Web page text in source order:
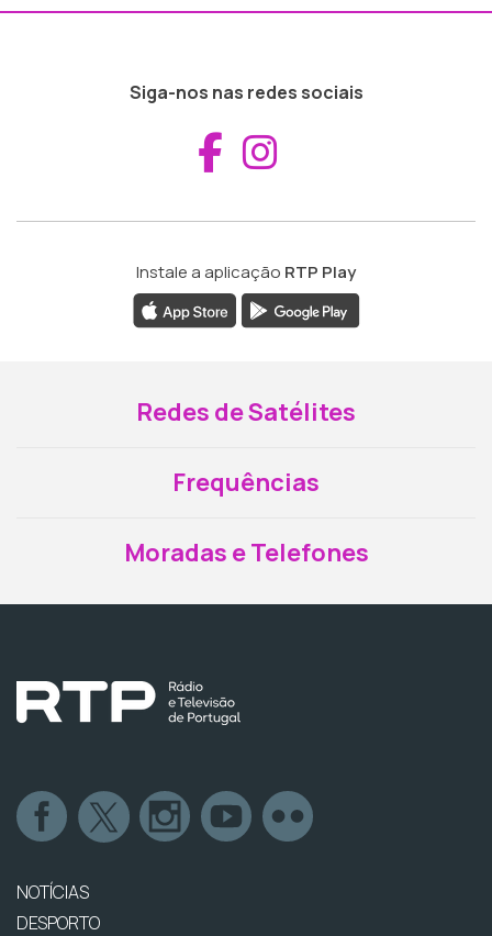
Siga-nos nas redes sociais
Aceder ao
Instale a aplicação RTP Play
Redes de Satélites
Frequências
Moradas e Telefones
NOTÍCIAS
DESPORTO